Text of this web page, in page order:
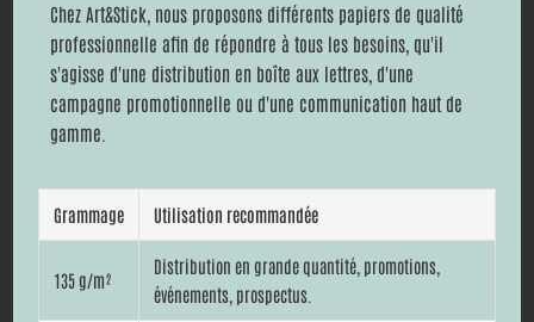
Chez Art&Stick, nous proposons différents papiers de qualité
professionnelle afin de répondre à tous les besoins, qu'il
s'agisse d'une distribution en boîte aux lettres, d'une
campagne promotionnelle ou d'une communication haut de
gamme.
Grammage Utilisation recommandée
135 g/m²
Distribution en grande quantité, promotions,
événements, prospectus.